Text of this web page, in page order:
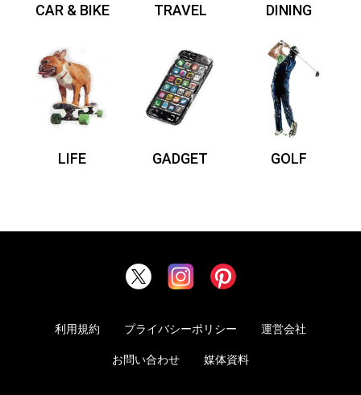
CAR & BIKE TRAVEL DINING
LIFE GADGET GOLF
利用規約 プライバシーポリシー 運営会社
お問い合わせ 媒体資料